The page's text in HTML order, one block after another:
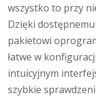
wszystko to przy
Dzięki
pakietowi
łatwe w
intuicyjnym
szybkie